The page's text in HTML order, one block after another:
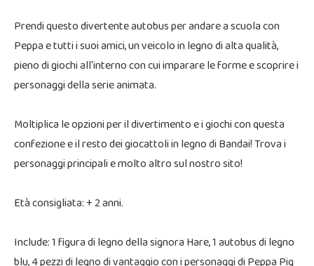
Prendi questo divertente autobus per andare a scuola con
Peppa e tutti i suoi amici, un veicolo in legno di alta qualità,
pieno di giochi all'interno con cui imparare le forme e scoprire i
personaggi della serie animata.
Moltiplica le opzioni per il divertimento e i giochi con questa
confezione e il resto dei giocattoli in legno di Bandai! Trova i
personaggi principali e molto altro sul nostro sito!
Età consigliata: + 2 anni.
Include: 1 figura di legno della signora Hare, 1 autobus di legno